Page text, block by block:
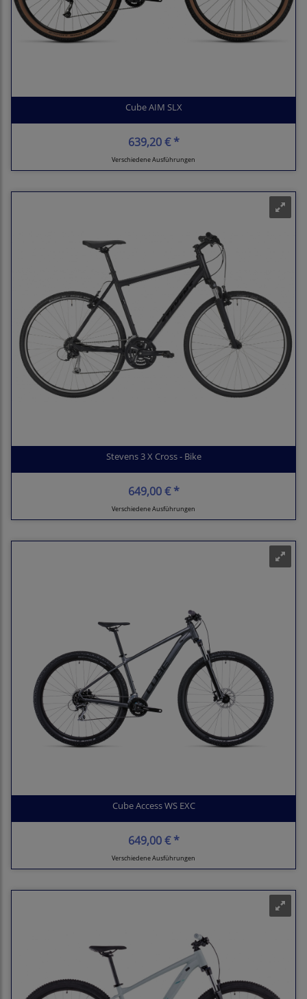
Cube AIM SLX
639,20 € *
Verschiedene Ausführungen
Stevens 3 X Cross - Bike
649,00 € *
Verschiedene Ausführungen
Cube Access WS EXC
649,00 € *
Verschiedene Ausführungen